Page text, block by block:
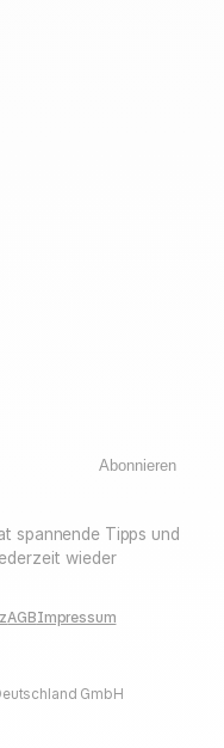
Abonnieren
spannende Tipps und
wieder
AGBImpressum
GmbH